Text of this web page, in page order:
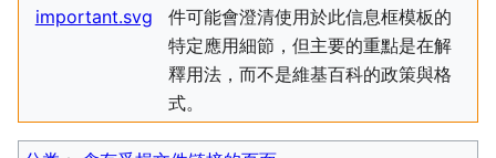
important.svg
件可能會澄清使用於此信息框模板的
特定應用細節，但主要的重點是在解
釋用法，而不是維基百科的政策與格
式。